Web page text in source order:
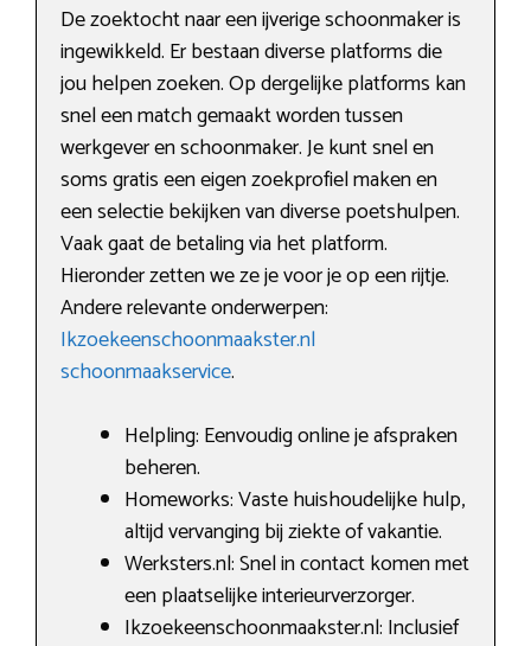
De zoektocht naar een ijverige schoonmaker is
ingewikkeld. Er bestaan diverse platforms die
jou helpen zoeken. Op dergelijke platforms kan
snel een match gemaakt worden tussen
werkgever en schoonmaker. Je kunt snel en
soms gratis een eigen zoekprofiel maken en
een selectie bekijken van diverse poetshulpen.
Vaak gaat de betaling via het platform.
Hieronder zetten we ze je voor je op een rijtje.
Andere relevante onderwerpen:
Ikzoekeenschoonmaakster.nl
schoonmaakservice.
Helpling: Eenvoudig online je afspraken
beheren.
Homeworks: Vaste huishoudelijke hulp,
altijd vervanging bij ziekte of vakantie.
Werksters.nl: Snel in contact komen met
een plaatselijke interieurverzorger.
Ikzoekeenschoonmaakster.nl: Inclusief